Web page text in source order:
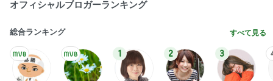
オフィシャルブロガーランキング
総合ランキング すべて見る
1 2 3